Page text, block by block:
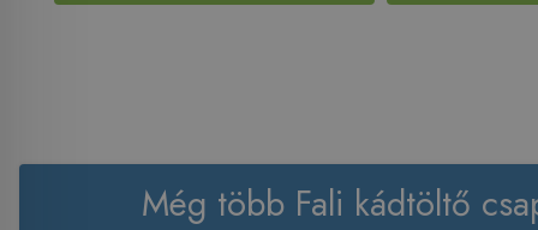
Még több Fali kádtöltő